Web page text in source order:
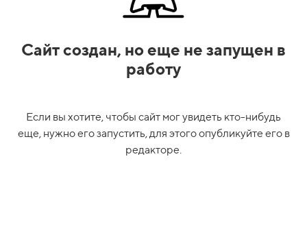
Сайт создан, но еще не запущен в
работу
Если вы хотите, чтобы сайт мог увидеть кто-нибудь
еще, нужно его запустить, для этого опубликуйте его в
редакторе.